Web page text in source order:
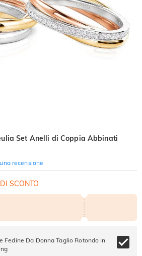
Set Anelli di Coppia Abbinati
recensione
SCONTO
SUMMER
Copia
Fedine Da Donna Taglio Rotondo In